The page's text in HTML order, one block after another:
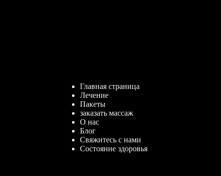
Главная страница
Лечение
Пакеты
заказать массаж
О нас
Блог
Свяжитесь с нами
Состояние здоровья